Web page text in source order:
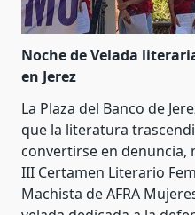
Noche de Velada
en Jerez
La Plaza del Banco de
que la literatura
convertirse en denuncia,
III Certamen Literario
Machista de AFRA